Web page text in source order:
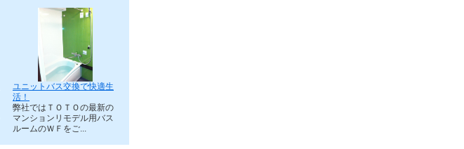
ユニットバス交換で快適生
活！
弊社ではＴＯＴＯの最新の
マンションリモデル用バス
ルームのＷＦをご...